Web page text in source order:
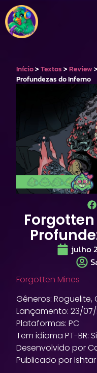
Início>Textos >Review
Profundezas do Inferno
julho
Forgotten Mines
Gêneros:
Lançamento: 23/
Plataformas: PC
Tem idioma PT-BR:
Desenvolvido por
Publicado por